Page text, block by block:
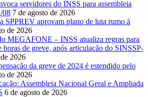
servidores do INSS para assembleia
08 7 de agosto de 2026
SPPREV aprovam plano de luta rumo à
de 2026
MEGAFONE – INSS atualiza regras para
horas de greve, após articulação do SINSSP-
2026
da greve de 2024 é estendido pelo
de 2026
Assembleia Nacional Geral e Ampliada
6 de agosto de 2026